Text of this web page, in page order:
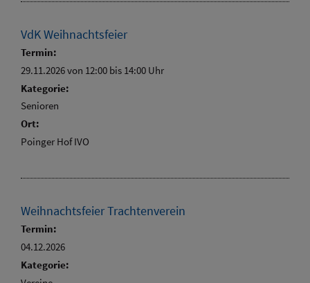
VdK Weihnachtsfeier
Termin:
29.11.2026 von 12:00 bis 14:00 Uhr
Kategorie:
Senioren
Ort:
Poinger Hof IVO
Weihnachtsfeier Trachtenverein
Termin:
04.12.2026
Kategorie: